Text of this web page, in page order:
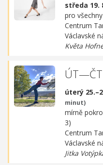
středa 19.
pro všechny
Centrum
Václavské
Květa
úterý
minut)
mírně
3)
Centrum
Václavské
Jitka